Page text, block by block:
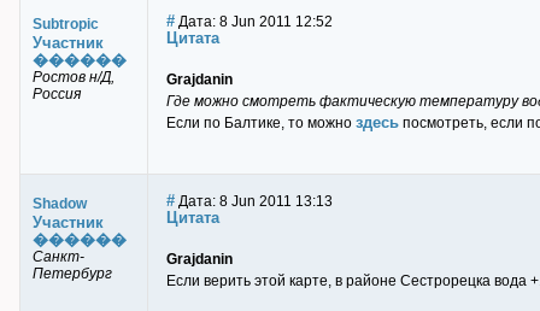
Subtropic
Участник
������
Ростов н/Д,
Россия
# Дата: 8 Jun 2011 12:52
Цитата
Grajdanin
Где можно смотреть фактическую температуру
Если по Балтике, то можно здесь посмотреть, если
Shadow
Участник
������
Санкт-
Петербург
# Дата: 8 Jun 2011 13:13
Цитата
Grajdanin
Если верить этой карте, в районе Сестрорецка вода